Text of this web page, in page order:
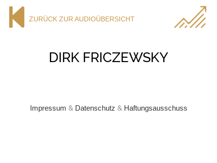
ZURÜCK ZUR AUDIOÜBERSICHT
DIRK FRICZEWSKY
Impressum & Datenschutz & Haftungsausschuss